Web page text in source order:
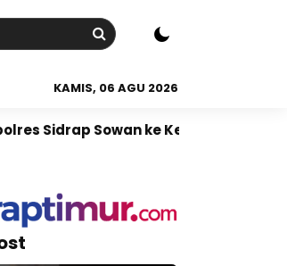
KAMIS, 06 AGU 2026
ke Ketua NU Sidrap